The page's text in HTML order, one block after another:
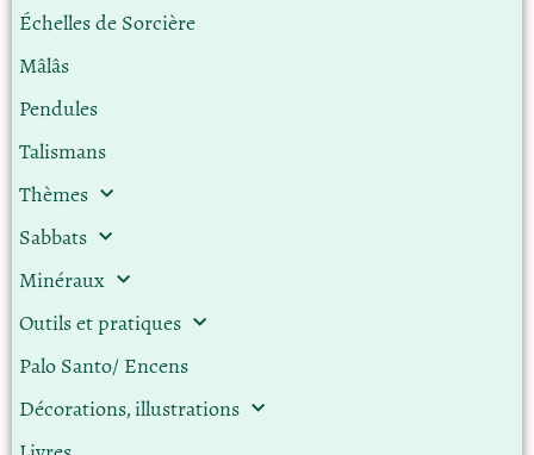
Échelles de Sorcière
Mâlâs
Pendules
Talismans
Thèmes
Sabbats
Minéraux
Outils et pratiques
Palo Santo/ Encens
Décorations, illustrations